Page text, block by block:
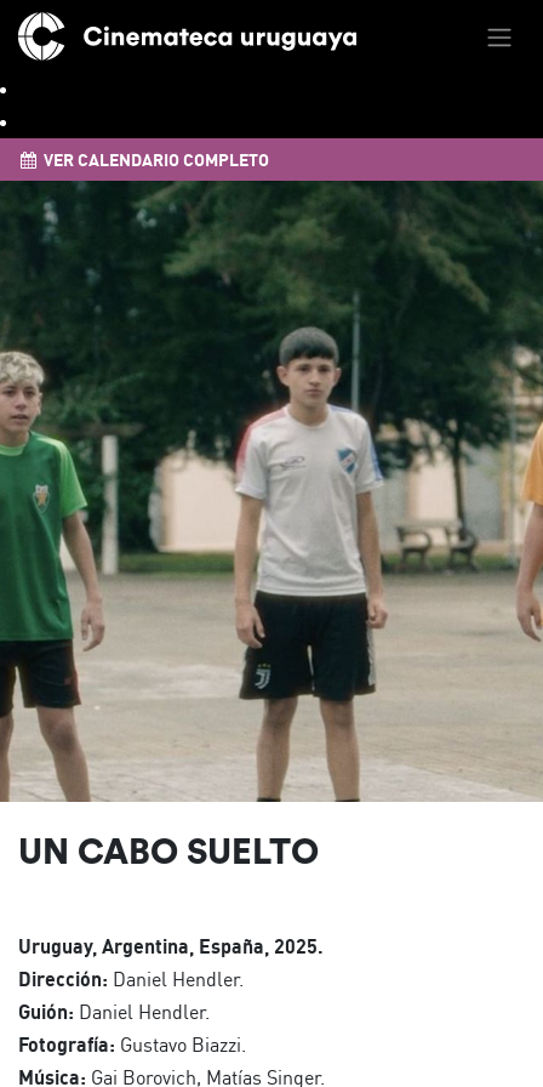
VER CALENDARIO COMPLETO
UN CABO SUELTO
Uruguay, Argentina, España, 2025.
Dirección: Daniel Hendler.
Guión: Daniel Hendler.
Fotografía: Gustavo Biazzi.
Música: Gai Borovich, Matías Singer.